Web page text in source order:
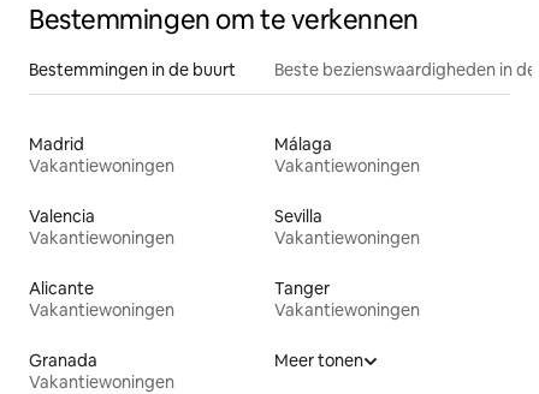
Bestemmingen om te verkennen
Bestemmingen in de buurt Beste bezienswaardigheden in
Madrid
Vakantiewoningen
Málaga
Vakantiewoningen
Valencia
Vakantiewoningen
Sevilla
Vakantiewoningen
Alicante
Vakantiewoningen
Tanger
Vakantiewoningen
Granada
Vakantiewoningen
Meer tonen